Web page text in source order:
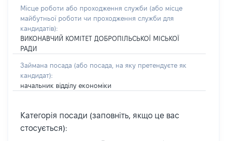
Місце роботи або проходження служби (або місце
майбутньої роботи чи проходження служби для
кандидатів):
ВИКОНАВЧИЙ КОМІТЕТ ДОБРОПІЛЬСЬКОЇ МІСЬКОЇ
РАДИ
Займана посада (або посада, на яку претендуєте як
кандидат):
начальник відділу економіки
Категорія посади (заповніть, якщо це вас
стосується):